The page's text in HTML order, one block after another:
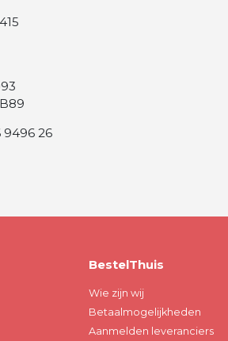
9496 26
BestelThuis
Wie zijn wij
Betaalmogelijkheden
Aanmelden leveranciers